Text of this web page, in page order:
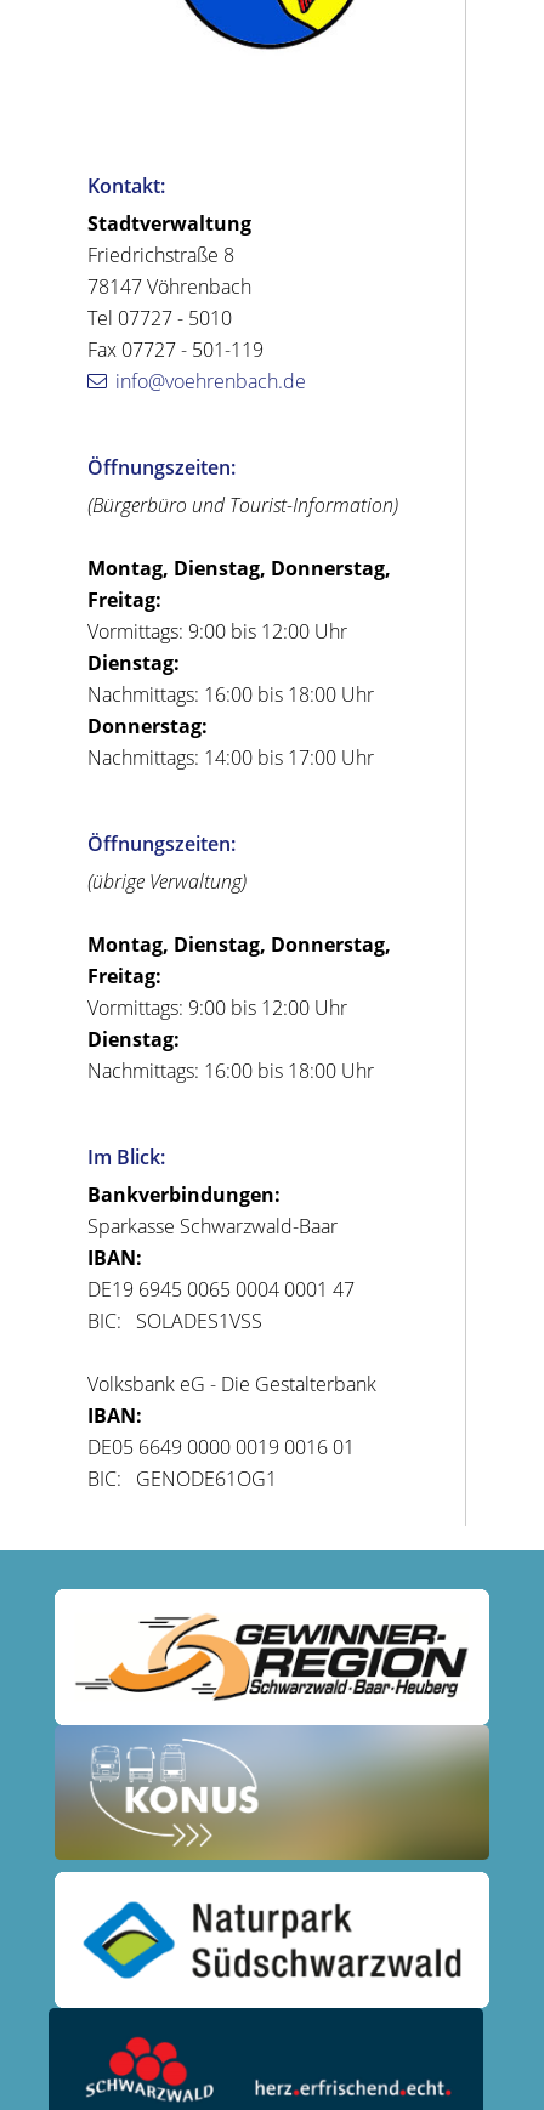
Kontakt:
Stadtverwaltung
Friedrichstraße 8
78147 Vöhrenbach
Tel 07727 - 5010
Fax 07727 - 501-119
info@voehrenbach.de
Öffnungszeiten:
(Bürgerbüro und Tourist-Information)
Montag, Dienstag, Donnerstag,
Freitag:
Vormittags: 9:00 bis 12:00 Uhr
Dienstag:
Nachmittags: 16:00 bis 18:00 Uhr
Donnerstag:
Nachmittags: 14:00 bis 17:00 Uhr
Öffnungszeiten:
(übrige Verwaltung)
Montag, Dienstag, Donnerstag,
Freitag:
Vormittags: 9:00 bis 12:00 Uhr
Dienstag:
Nachmittags: 16:00 bis 18:00 Uhr
Im Blick:
Bankverbindungen:
Sparkasse Schwarzwald-Baar
IBAN:
DE19 6945 0065 0004 0001 47
BIC: SOLADES1VSS
Volksbank eG - Die Gestalterbank
IBAN:
DE05 6649 0000 0019 0016 01
BIC: GENODE61OG1